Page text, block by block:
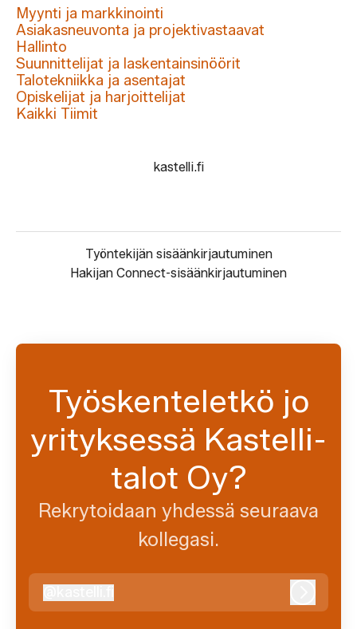
Myynti ja markkinointi
Asiakasneuvonta ja projektivastaavat
Hallinto
Suunnittelijat ja laskentainsinöörit
Talotekniikka ja asentajat
Opiskelijat ja harjoittelijat
Kaikki Tiimit
kastelli.fi
Työntekijän sisäänkirjautuminen
Hakijan Connect-sisäänkirjautuminen
Työskenteletkö jo
yrityksessä Kastelli-
talot Oy?
Rekrytoidaan yhdessä seuraava
kollegasi.
kastelli.fi